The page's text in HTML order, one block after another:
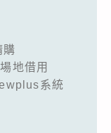
購
場地借用
系統